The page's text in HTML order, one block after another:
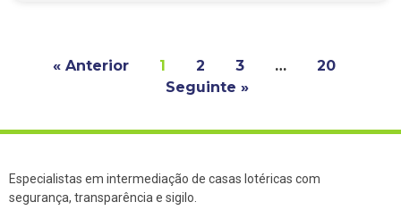
« Anterior 1 2 3 …
20
Seguinte »
Especialistas em intermediação de casas lotéricas com
segurança, transparência e sigilo.